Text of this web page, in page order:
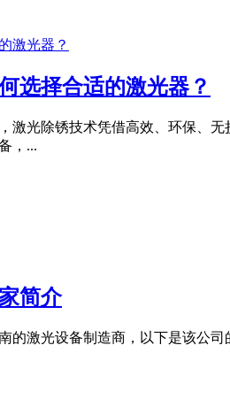
选择合适的激光器？
激光除锈技术凭借高效、环保、
，...
简介
的激光设备制造商，以下是该公司